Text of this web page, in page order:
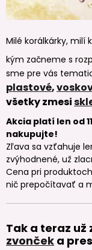
Milé korálkárky, milí
kým začneme s
sme pre vás
plastové,
všetky zmesi
Akcia platí len od
nakupujte!
Zľava sa vzťahuje
zvýhodnené, už
Cena pri
nič prepočítavať a
Tak a teraz už
zvonček a